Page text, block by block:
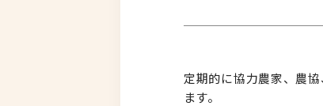
定期的に協力農家、農
ます。